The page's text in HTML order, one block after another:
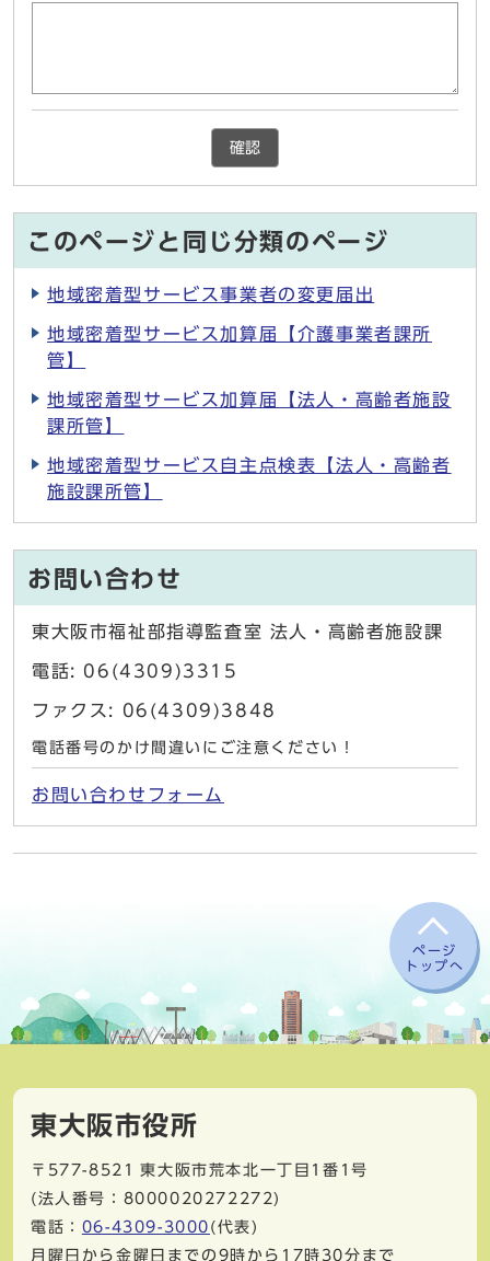
確認
このページと同じ分類のページ
地域密着型サービス事業者の変更届出
地域密着型サービス加算届【介護事業者課所
管】
地域密着型サービス加算届【法人・高齢者施設
課所管】
地域密着型サービス自主点検表【法人・高齢者
施設課所管】
お問い合わせ
東大阪市福祉部指導監査室 法人・高齢者施設課
電話: 06(4309)3315
ファクス: 06(4309)3848
電話番号のかけ間違いにご注意ください！
お問い合わせフォーム
ページ
トップへ
東大阪市役所
〒577-8521
東大阪市荒本北一丁目1番1号
(法人番号：8000020272272)
電話： 06-4309-3000 (代表)
月曜日から金曜日までの9時から17時30分まで